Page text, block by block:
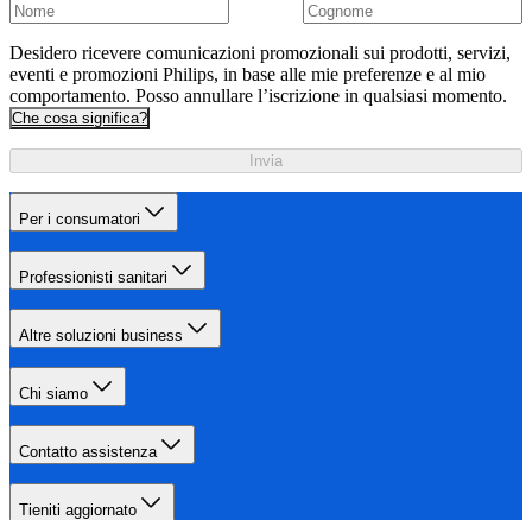
Desidero ricevere comunicazioni promozionali sui prodotti, servizi,
eventi e promozioni Philips, in base alle mie preferenze e al mio
comportamento. Posso annullare l’iscrizione in qualsiasi momento.
Che cosa significa?
Invia
Per i consumatori
Professionisti sanitari
Altre soluzioni business
Chi siamo
Contatto assistenza
Tieniti aggiornato